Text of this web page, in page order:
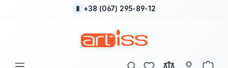
Перейти к основному содержанию
+38 (067) 295-89-12
У вас есть товары
В